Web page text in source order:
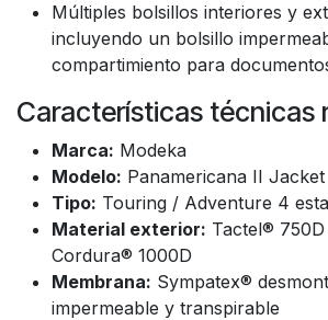
Múltiples bolsillos interiores y
incluyendo un bolsillo
compartimiento para
Características técnicas
Marca: Modeka
Modelo: Panamericana II Jacket
Tipo: Touring / Adventure 4
Material exterior: Tactel®
Cordura® 1000D
Membrana: Sympatex®
impermeable y transpirable